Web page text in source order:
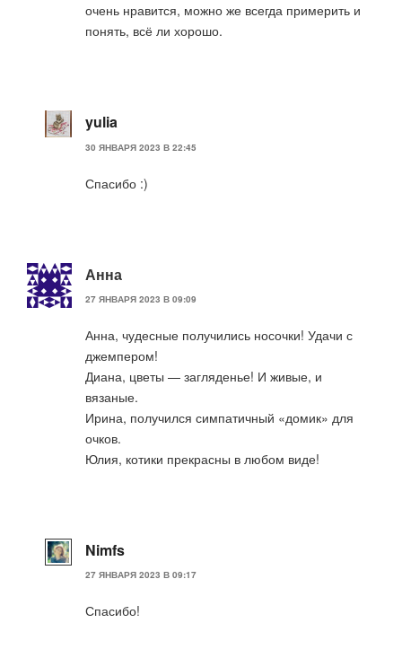
очень нравится, можно же всегда примерить и
понять, всё ли хорошо.
yulia
30 ЯНВАРЯ 2023 В 22:45
Спасибо :)
Анна
27 ЯНВАРЯ 2023 В 09:09
Анна, чудесные получились носочки! Удачи с
джемпером!
Диана, цветы — загляденье! И живые, и
вязаные.
Ирина, получился симпатичный «домик» для
очков.
Юлия, котики прекрасны в любом виде!
Nimfs
27 ЯНВАРЯ 2023 В 09:17
Спасибо!